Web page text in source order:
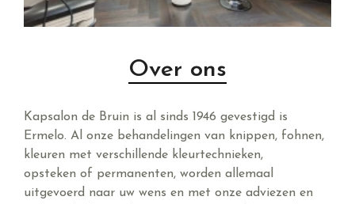
Over ons
Kapsalon de Bruin is al sinds 1946 gevestigd is
Ermelo. Al onze behandelingen van knippen, fohnen,
kleuren met verschillende kleurtechnieken,
opsteken of permanenten, worden allemaal
uitgevoerd naar uw wens en met onze adviezen en